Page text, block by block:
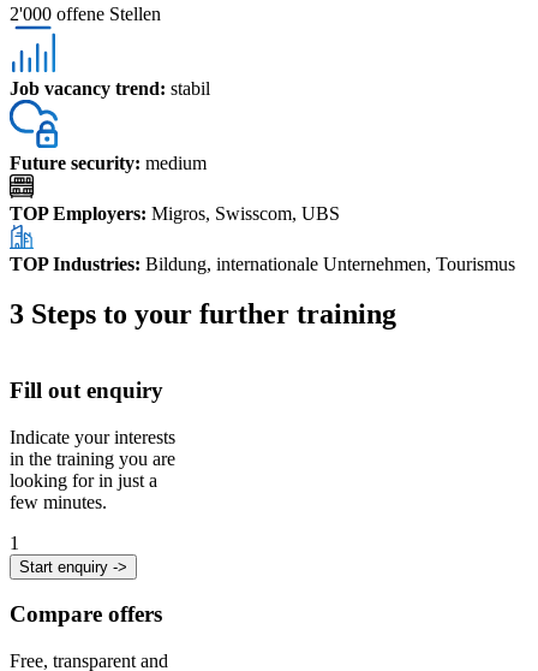
2'000 offene Stellen
Job vacancy trend: stabil
Future security: medium
TOP Employers: Migros, Swisscom, UBS
TOP Industries: Bildung, internationale Unternehmen, Tourismus
3 Steps to your further training
Fill out enquiry
Indicate your interests
in the training you are
looking for in just a
few minutes.
1
Start enquiry ->
Compare offers
Free, transparent and